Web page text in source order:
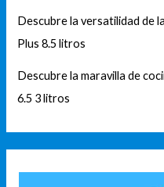
Descubre la versatilidad de
Plus 8.5 litros
Descubre la maravilla de
6.5 3 litros